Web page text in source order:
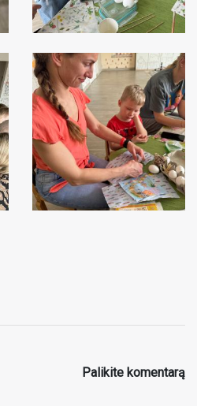
Palikite komentarą